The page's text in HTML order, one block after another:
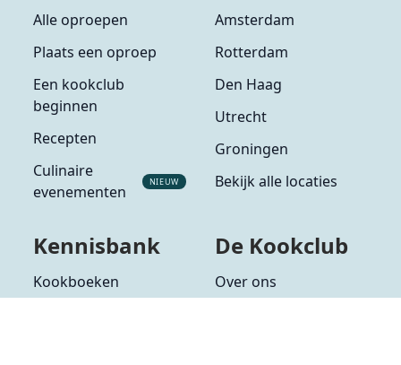
Alle oproepen
Plaats een oproep
Een kookclub
beginnen
Recepten
Culinaire
evenementen
NIEUW
Amsterdam
Rotterdam
Den Haag
Utrecht
Groningen
Bekijk alle locaties
Kennisbank
Kookboeken
De Kookclub
Over ons